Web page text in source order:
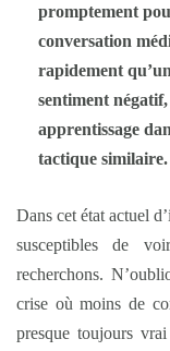
promptement
conversation
rapidement
sentiment
apprentissage
tactique similaire.
Dans cet état actuel
susceptibles de
recherchons.
crise où moins de
presque toujours